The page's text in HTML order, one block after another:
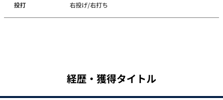
投打 右投げ/右打ち
経歴・獲得タイトル